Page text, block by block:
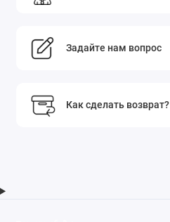
Задайте нам вопрос
Как сделать возврат?